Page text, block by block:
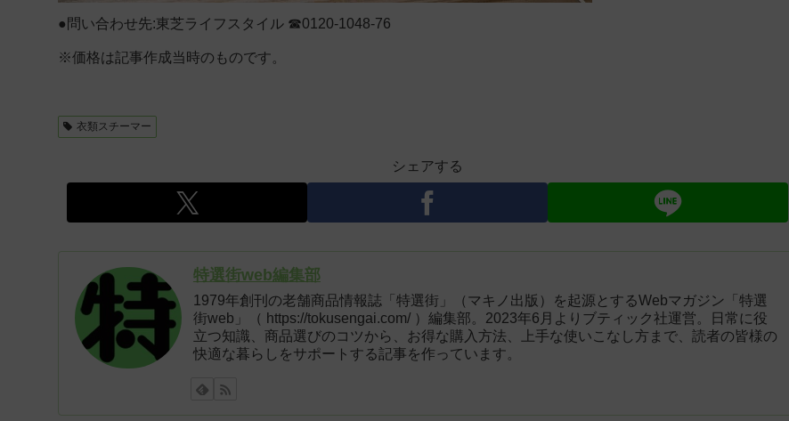
●問い合わせ先:東芝ライフスタイル ☎0120-1048-76
※価格は記事作成当時のものです。
衣類スチーマー
シェアする
特選街web編集部
1979年創刊の老舗商品情報誌「特選街」（マキノ出版）を起源とするWebマガジン「特選
街web」（ https://tokusengai.com/ ）編集部。2023年6月よりブティック社運営。日常に役
立つ知識、商品選びのコツから、お得な購入方法、上手な使いこなし方まで、読者の皆様の
快適な暮らしをサポートする記事を作っています。